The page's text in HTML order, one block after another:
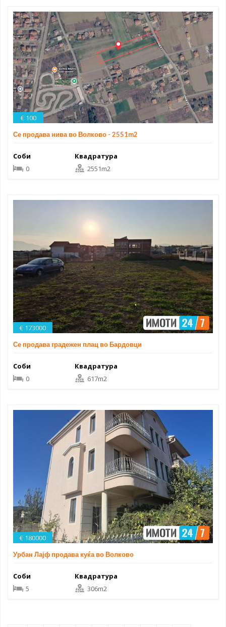
€ 100
Се продава нива во Волково - 2551m2
Соби
0
Квадратура
2551m2
€ 173000
Се продава градежен плац во Бардовци
Соби
0
Квадратура
617m2
€ 180000
Урбан Лајф продава куќа во Волково
Соби
5
Квадратура
306m2